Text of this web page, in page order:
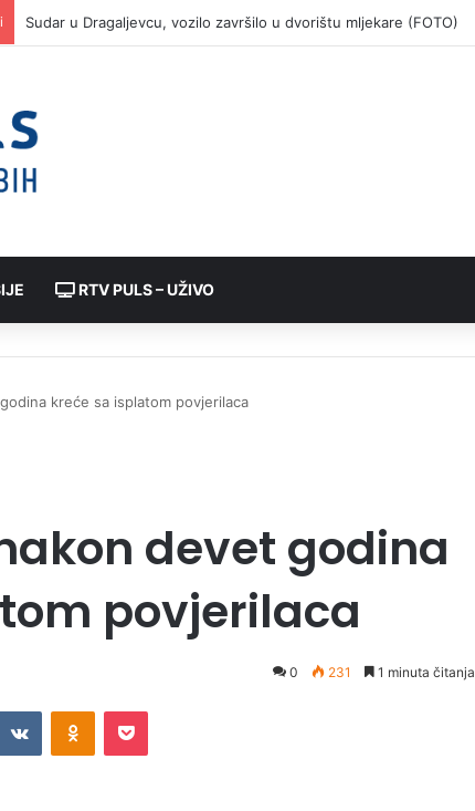
RTV PULS – UŽIVO
kreće sa isplatom povjerilaca
devet godina
povjerilaca
0 231 1 minuta čitanja